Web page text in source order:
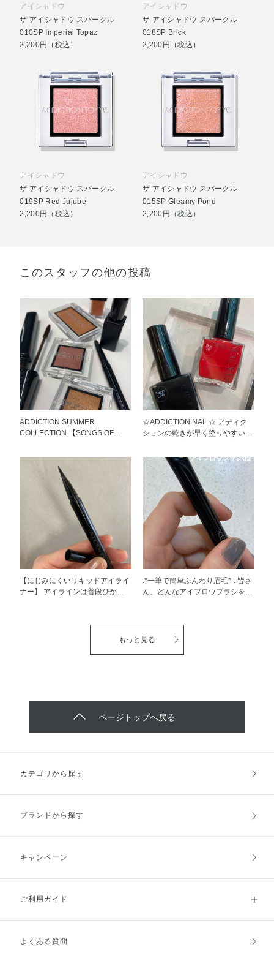
アイシャドウ
ザ アイシャドウ スパークル
010SP Imperial Topaz
2,200円（税込）
アイシャドウ
ザ アイシャドウ スパークル
018SP Brick
2,200円（税込）
アイシャドウ
ザ アイシャドウ スパークル
019SP Red Jujube
2,200円（税込）
アイシャドウ
ザ アイシャドウ スパークル
015SP Gleamy Pond
2,200円（税込）
このスタッフの他の投稿
ADDICTION SUMMER
COLLECTION 【SONGS OF
アイテムを使ってフルメイクをし
てみました♩ 使用アイテムはこ
SONGS OF RAIN 【アイシャド
ウ】 108P Soaking Joy 105P
EYELINER【アイライナー】 02
Dancer in the Dark THE
MASCARA COLOR NUANCE
WP【マスカラ】 002 Rusty
Brunette THE BLUSH SONGS OF
RAIN 【チーク】 102P City
Reflect THE LIPSTICK EXTREME
SHINE【リップ】 106 Warm
ーをメインで使用し、全体的に艶
っぽく仕上げ透明感と 夏のフレ
☆ADDICTION NAIL☆ アディク
ションの乾きが早く塗りやすいで
をご紹介致します♩ 027C Tough
Love 032C Rich Girl 【c】color•••
濃いビビッドな発色 濃いカラー
は差し色やポイントになるのでシ
ンプルな服装に合わせるとgood
ですね♫ ぜひお試しください◎
【にじみにくいリキッドアイライ
ナー】 アイラインは普段ひかな
みございますよね。。。 アディ
クションのザ カラー リキッド ア
で安定しながら 自由自在にデザ
のような仕上がりです♫ 最近は目
尻に跳ね上げラインをちょこっと
描くのにハマっております(^ ^) 使
用したカラーは、001 Black River
:*一筆で簡単ふんわり眉毛*-: 皆さ
ん、どんなアイブロウブラシをお
毛足が短く、コシがしっかりして
いるので 描く際に安定感があ
になりますよ♫ 眉毛のベースを作
もっと見る
ページトップへ戻る
カテゴリから探す
ブランドから探す
キャンペーン
ご利用ガイド
ご利用ガイドトップ
よくある質問